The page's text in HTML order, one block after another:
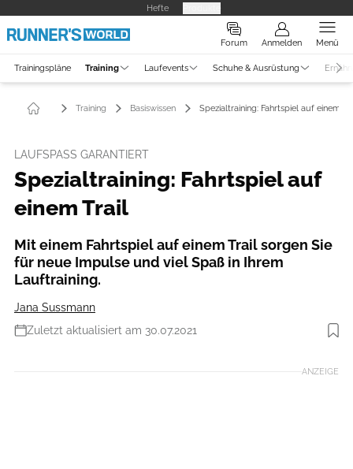
Hefte
Forum Anmelden Menü
Trainingspläne Training Laufevents Schuhe & Ausrüstung
Training Basiswissen Spezialtraining: Fahrtspiel auf einem
LAUFSPASS GARANTIERT
Spezialtraining: Fahrtspiel auf
einem Trail
Mit einem Fahrtspiel auf einem Trail sorgen Sie
für neue Impulse und viel Spaß in Ihrem
Lauftraining.
Jana Sussmann
Zuletzt aktualisiert am 30.07.2021
Foto: iStockphoto
ANZEIGE